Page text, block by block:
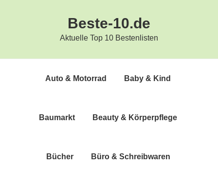
Beste-10.de
Aktuelle Top 10 Bestenlisten
Auto & Motorrad Baby & Kind
Bau­markt Beau­ty & Körperpflege
Bücher Büro & Schreibwaren